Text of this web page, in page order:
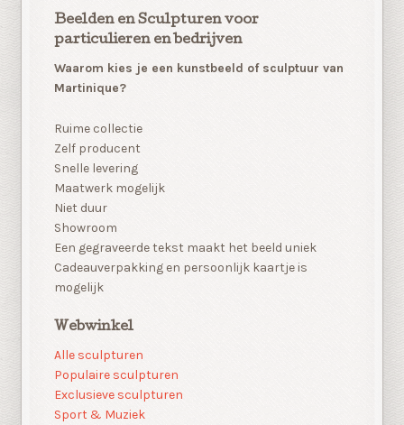
Beelden en Sculpturen voor
particulieren en bedrijven
Waarom kies je een kunstbeeld of sculptuur van
Martinique?
Ruime collectie
Zelf producent
Snelle levering
Maatwerk mogelijk
Niet duur
Showroom
Een gegraveerde tekst maakt het beeld uniek
Cadeauverpakking en persoonlijk kaartje is
mogelijk
Webwinkel
Alle sculpturen
Populaire sculpturen
Exclusieve sculpturen
Sport & Muziek